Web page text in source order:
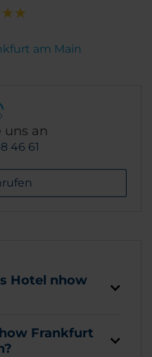
am Main
uns an
46 61
Hotel nhow
Frankfurt